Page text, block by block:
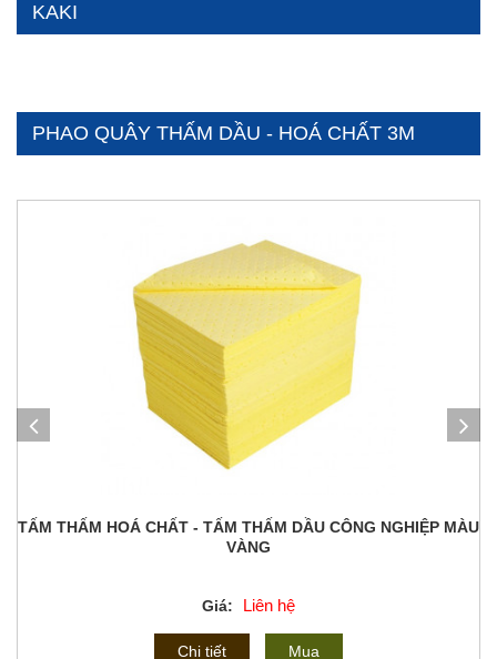
KAKI
PHAO QUÂY THẤM DẦU - HOÁ CHẤT 3M
TẤM THẤM HOÁ CHẤT - TẤM THẤM DẦU CÔNG NGHIỆP MÀU
VÀNG
Giá: Liên hệ
Chi tiết Mua